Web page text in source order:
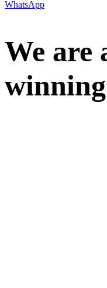
WhatsApp
We are
winning